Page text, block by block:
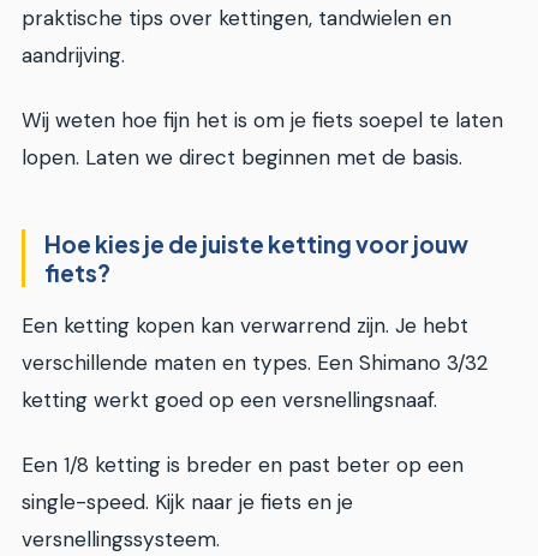
praktische tips over kettingen, tandwielen en
aandrijving.
Wij weten hoe fijn het is om je fiets soepel te laten
lopen. Laten we direct beginnen met de basis.
Hoe kies je de juiste ketting voor jouw
fiets?
Een ketting kopen kan verwarrend zijn. Je hebt
verschillende maten en types. Een Shimano 3/32
ketting werkt goed op een versnellingsnaaf.
Een 1/8 ketting is breder en past beter op een
single-speed. Kijk naar je fiets en je
versnellingssysteem.